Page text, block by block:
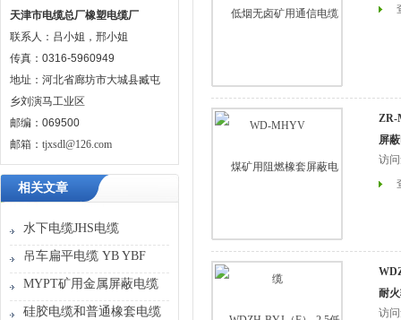
天津市电缆总厂橡塑电缆厂
联系人：吕小姐，邢小姐
传真：0316-5960949
地址：河北省廊坊市大城县臧屯
乡刘演马工业区
邮编：069500
邮箱： tjxsdl@126.com
相关文章
水下电缆JHS电缆
吊车扁平电缆 YB YBF
YBZ
MYPT矿用金属屏蔽电缆
硅胶电缆和普通橡套电缆
ZR-
屏
访
耐
访